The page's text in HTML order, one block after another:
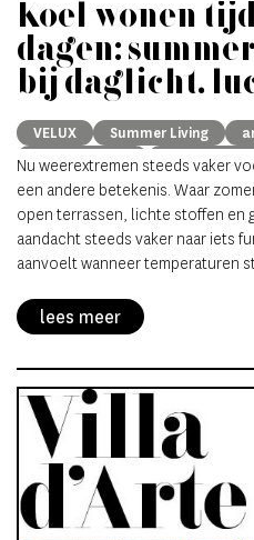
Koel wonen
dagen:
bij daglicht,
schaduw
VELUX Summer Living
binnenklimaat
natuurlijke
Nu weerextremen steeds vaker
een andere betekenis. Waar
open terrassen, lichte stoffen en
aandacht steeds vaker naar iets
aanvoelt wanneer temperaturen
Stilte, zelfs tijdens warme nachten.
lees meer